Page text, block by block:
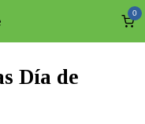
0
Día de